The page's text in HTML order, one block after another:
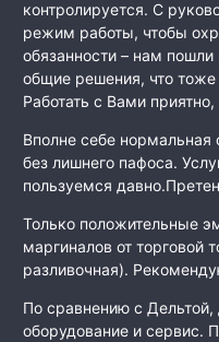
контролируется. С
режим работы, чтобы
обязанности – нам
общие решения, что тоже
Работать с Вами
Вполне себе нормальная
без лишнего пафоса.
пользуемся
Только положительные
маргиналов от торговой
разливочная).
По сравнению с Дельтой,
оборудование и сервис.